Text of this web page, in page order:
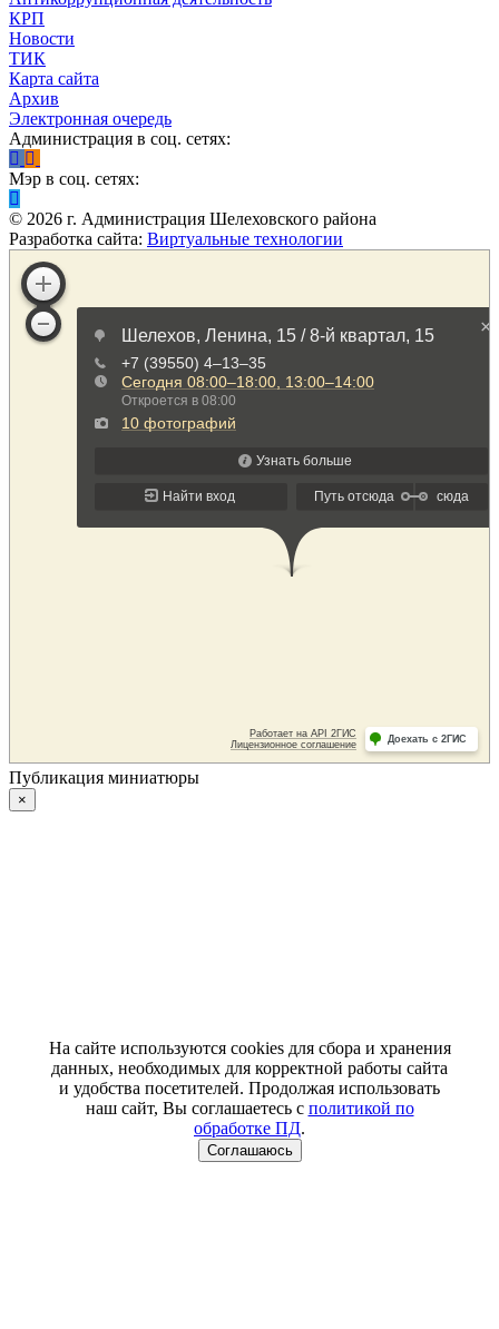
КРП
Новости
ТИК
Карта сайта
Архив
Электронная очередь
Администрация в соц. сетях:
Мэр в соц. сетях:
© 2026 г. Администрация Шелеховского района
Разработка сайта: Виртуальные технологии
Публикация миниатюры
×
На сайте используются cookies для сбора и хранения
данных, необходимых для корректной работы сайта
и удобства посетителей. Продолжая использовать
наш сайт, Вы соглашаетесь с политикой по
обработке ПД.
Соглашаюсь